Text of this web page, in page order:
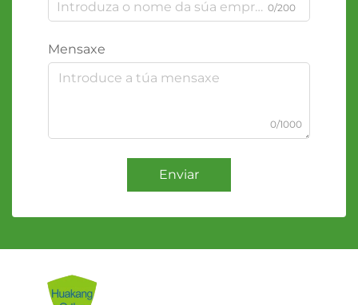
0/200
Mensaxe
0/1000
Enviar